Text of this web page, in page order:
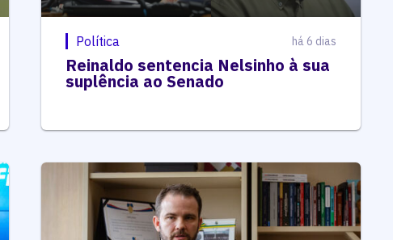
Política há 6 dias
Reinaldo sentencia Nelsinho à sua
suplência ao Senado